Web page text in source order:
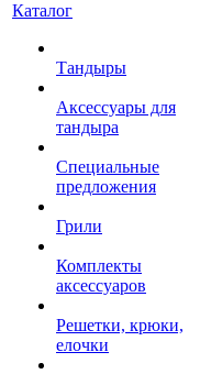
Каталог
Тандыры
Аксессуары для
тандыра
Специальные
предложения
Грили
Комплекты
аксессуаров
Решетки, крюки,
елочки